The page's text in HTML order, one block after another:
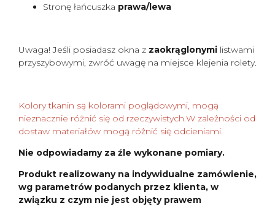
Stronę łańcuszka prawa/lewa
Uwaga! Jeśli posiadasz okna z zaokrąglonymi listwami
przyszybowymi, zwróć uwagę na miejsce klejenia rolety.
Kolory tkanin są kolorami poglądowymi, mogą
nieznacznie różnić się od rzeczywistych.W zależności od
dostaw materiałów mogą różnić się odcieniami.
Nie odpowiadamy za źle wykonane pomiary.
Produkt realizowany na indywidualne zamówienie,
wg parametrów podanych przez klienta, w
związku z czym nie jest objęty prawem